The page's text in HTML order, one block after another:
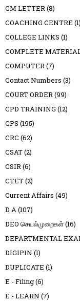
CM LETTER(8)
COACHING CENTRE (1)
COLLEGE LINKS (1)
COMPLETE
COMPUTER(7)
Contact Numbers (3)
COURT ORDER(99)
CPD TRAINING (12)
CPS (195)
CRC (62)
CSAT(2)
CSIR(6)
CTET(2)
Current Affairs (49)
D A(107)
DEO செயல்முறைகள்(16)
DEPARTMENTAL
DIGIPIN (1)
DUPLICATE (1)
E - Filing(6)
E - LEARN (7)